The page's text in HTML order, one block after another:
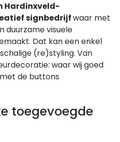
Hardinxveld-
signbedrijfwaar met
duurzame visuele
Dat kan een enkel
(re)styling. Van
waar wij goed
de buttons
toegevoegde